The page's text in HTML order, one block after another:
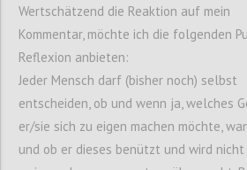
11
Optical Distance
made in Austria
Author:GSTUEBL Date:11 DECEMBER
Wir beschäftigen uns im
‚kognitive Assistenzsysteme‘
mit Technologien die es
menschzentrierten
Wertschätzend die Reaktion auf mein
Kommentar, möchte ich die folgenden
Reflexion anbieten:
Jeder Mensch darf (bisher noch) selbst
entscheiden, ob und wenn ja, welches
er/sie sich zu eigen machen möchte,
und ob er dieses benützt und wird nicht